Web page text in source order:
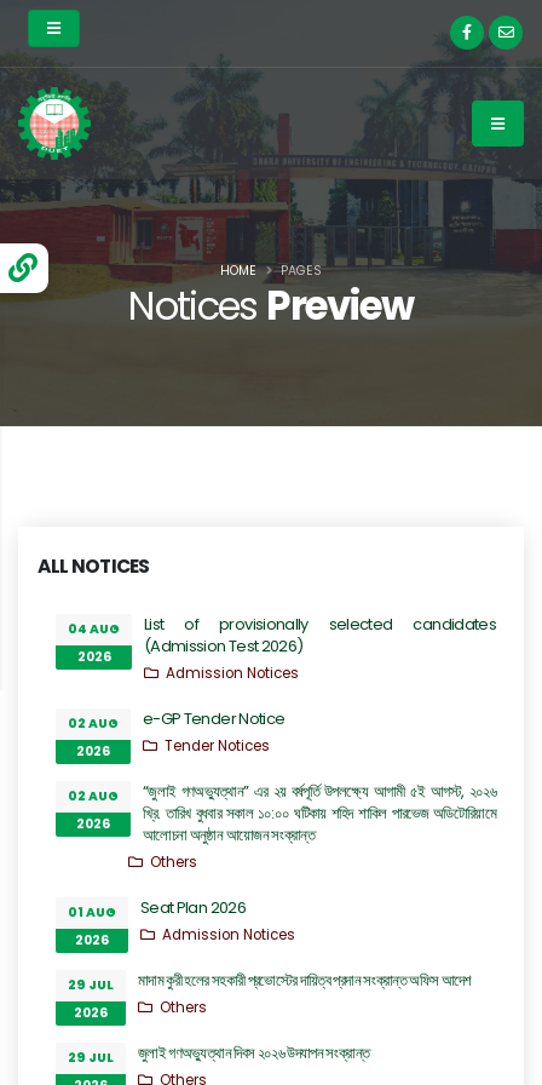
Notices Preview
HOME PAGES
ALL NOTICES
04 AUG
2026
List of provisionally selected candidates
(Admission Test 2026)
Admission Notices
02 AUG
2026
e-GP Tender Notice
Tender Notices
02 AUG
2026
“জুলাই গণঅভ্যুত্থান” এর ২য় বর্ষপূর্তি উপলক্ষ্যে আগামী ৫ই আগস্ট, ২০২৬
খ্রি. তারিখ বুধবার সকাল ১০:০০ ঘটিকায় শহিদ শাকিল পারভেজ অডিটোরিয়ামে
আলোচনা অনুষ্ঠান আয়োজন সংক্রান্ত
Others
01 AUG
2026
Seat Plan 2026
Admission Notices
29 JUL
2026
মাদাম কুরী হলের সহকারী প্রভোস্টের দায়িত্ব প্রদান সংক্রান্ত অফিস আদেশ
Others
29 JUL
জুলাই গণঅভ্যুত্থান দিবস ২০২৬ উদযাপন সংক্রান্ত
Others